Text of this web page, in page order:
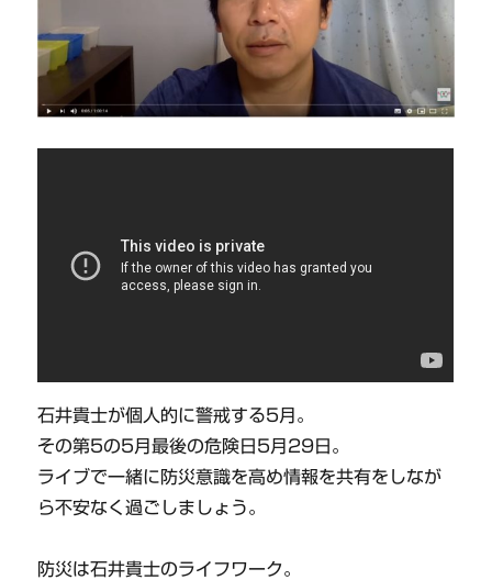
石井貴士が個人的に警戒する5月。
その第5の5月最後の危険日5月29日。
ライブで一緒に防災意識を高め情報を共有をしなが
ら不安なく過ごしましょう。
防災は石井貴士のライフワーク。